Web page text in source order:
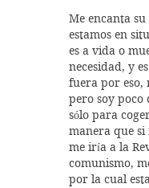
Me encanta su
estamos en
es a vida o
necesidad, y
fuera por eso,
pero soy poco
sólo para
manera que
me iría a la
comunismo,
por la cual